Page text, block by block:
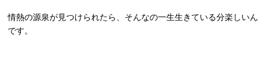
情熱の源泉が見つけられたら、 そんなの一生生きている分楽しいん
です。